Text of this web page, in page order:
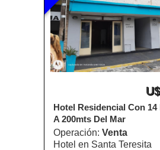
Hotel Residencial Con
A 200mts Del Mar
Operación: Venta
Hotel en Santa Teresita